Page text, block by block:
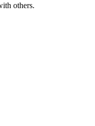
others.